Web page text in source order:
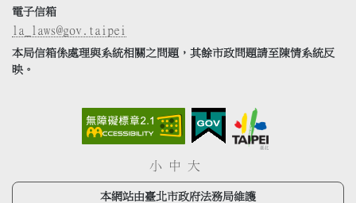
電子信箱
la_laws@gov.taipei
本局信箱係處理與系統相關之問題，其餘市政問題請至陳情系統反
映。
小 中 大
本網站由臺北市政府法務局維護